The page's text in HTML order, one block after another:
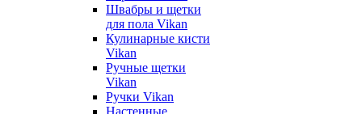
Швабры и щетки
для пола Vikan
Кулинарные кисти
Vikan
Ручные щетки
Vikan
Ручки Vikan
Настенные